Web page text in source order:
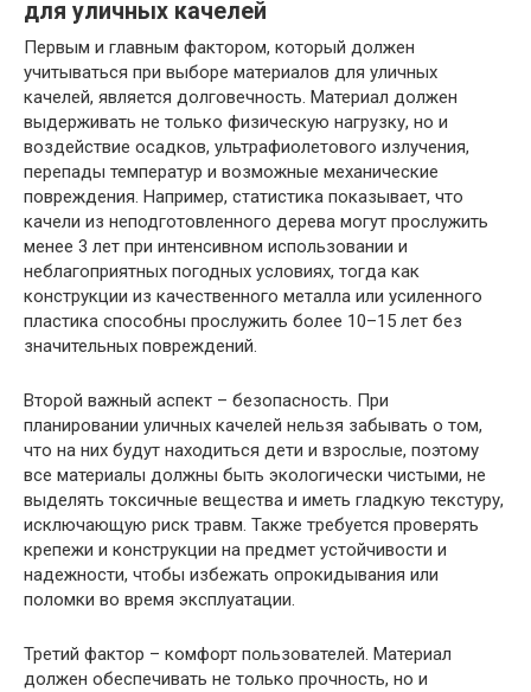
для уличных качелей
Первым и главным фактором, который должен
учитываться при выборе материалов для уличных
качелей, является долговечность. Материал должен
выдерживать не только физическую нагрузку, но и
воздействие осадков, ультрафиолетового излучения,
перепады температур и возможные механические
повреждения. Например, статистика показывает, что
качели из неподготовленного дерева могут прослужить
менее 3 лет при интенсивном использовании и
неблагоприятных погодных условиях, тогда как
конструкции из качественного металла или усиленного
пластика способны прослужить более 10–15 лет без
значительных повреждений.
Второй важный аспект – безопасность. При
планировании уличных качелей нельзя забывать о том,
что на них будут находиться дети и взрослые, поэтому
все материалы должны быть экологически чистыми, не
выделять токсичные вещества и иметь гладкую текстуру,
исключающую риск травм. Также требуется проверять
крепежи и конструкции на предмет устойчивости и
надежности, чтобы избежать опрокидывания или
поломки во время эксплуатации.
Третий фактор – комфорт пользователей. Материал
должен обеспечивать не только прочность, но и